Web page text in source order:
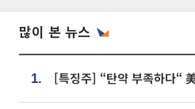
많이 본 뉴스
1.